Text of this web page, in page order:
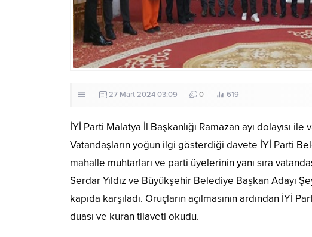
27 Mart 2024 03:09 0 619
İYİ Parti Malatya İl Başkanlığı Ramazan ayı dolayısı
Vatandaşların yoğun ilgi gösterdiği davete İYİ Parti
mahalle muhtarları ve parti üyelerinin yanı sıra
Serdar Yıldız ve Büyükşehir Belediye Başkan Adayı
kapıda karşıladı. Oruçların açılmasının ardından
duası ve kuran tilaveti okudu.